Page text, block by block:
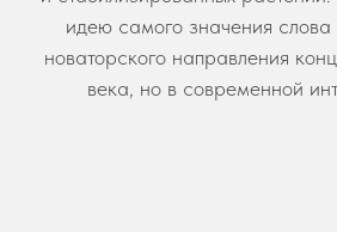
идею самого значения
новаторского направления
века, но в современной